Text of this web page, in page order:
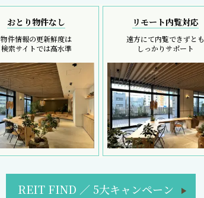
おとり物件なし
物件情報の更新鮮度は
検索サイトでは高水準
リモート内覧対応
遠方にて内覧できずとも
しっかりサポート
REIT FIND ／ 5大キャンペーン